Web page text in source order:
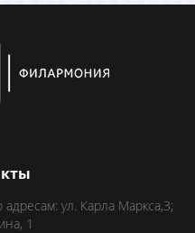
ул. Карла Маркса,3;
1